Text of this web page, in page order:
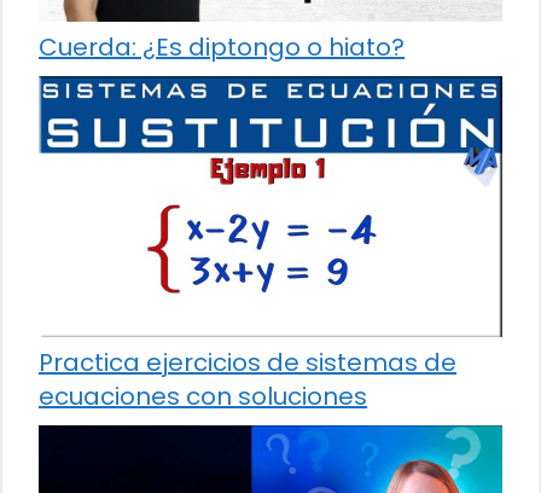
Cuerda: ¿Es diptongo o hiato?
Practica ejercicios de sistemas de
ecuaciones con soluciones